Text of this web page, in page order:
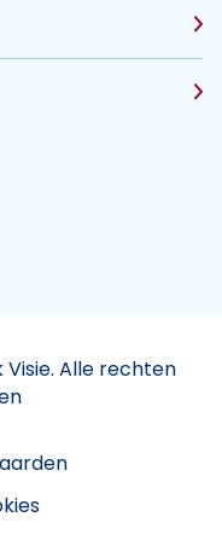
Alle rechten